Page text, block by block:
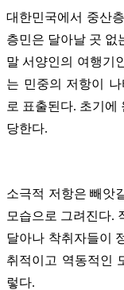
대한민국에서 중산
층민은 달아날 곳 없
말 서양인의 여행기
는 민중의 저항이
로 표출된다. 초기에
당한다.
소극적 저항은 빼앗
모습으로 그려진다.
달아나 착취자들이
취적이고 역동적인
렇다.